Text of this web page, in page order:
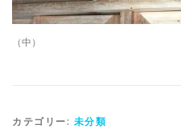
（中）
カテゴリー: 未分類